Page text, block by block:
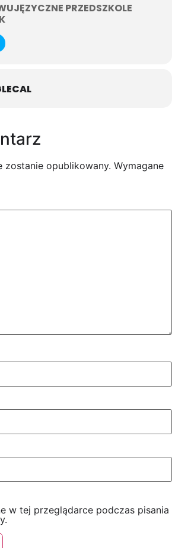
PRZEDSZKOLE
zostanie opublikowany. Wymagane
w tej przeglądarce podczas pisania